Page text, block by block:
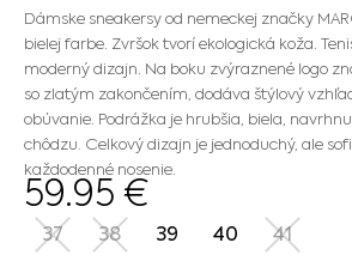
Dámske sneakersy od nemeckej značky
bielej farbe. Zvršok tvorí ekologická koža.
moderný dizajn. Na boku zvýraznené logo
so zlatým zakončením, dodáva štýlový
obúvanie. Podrážka je hrubšia, biela,
chôdzu. Celkový dizajn je jednoduchý, ale
každodenné nosenie.
59.95 €
37 38 39 40 41